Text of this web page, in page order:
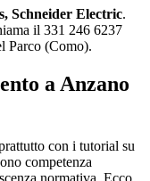
Schneider Electric.
il 331 246 6237
Parco (Como).
a Anzano
con i tutorial su
competenza
normativa. Ecco